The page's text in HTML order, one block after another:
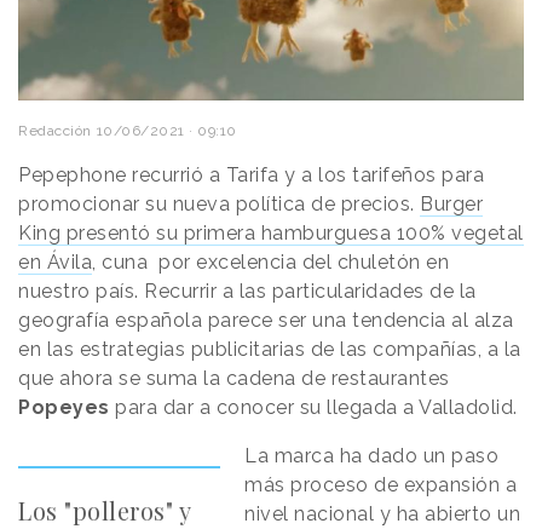
Redacción 10/06/2021 · 09:10
Pepephone recurrió a Tarifa y a los tarifeños para
promocionar su nueva política de precios. Burger
King presentó su primera hamburguesa 100% vegetal
en Ávila, cuna por excelencia del chuletón en
nuestro país. Recurrir a las particularidades de la
geografía española parece ser una tendencia al alza
en las estrategias publicitarias de las compañías, a la
que ahora se suma la cadena de restaurantes
Popeyes para dar a conocer su llegada a Valladolid.
Los "polleros" y
La marca ha dado un paso
más proceso de expansión a
nivel nacional y ha abierto un